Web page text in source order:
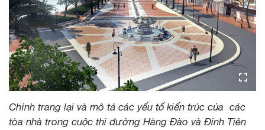
Chỉnh trang lại và mô tả các yếu tố kiến trúc của các
tòa nhà trong cuộc thi đường Hàng Đào và Đinh Tiên